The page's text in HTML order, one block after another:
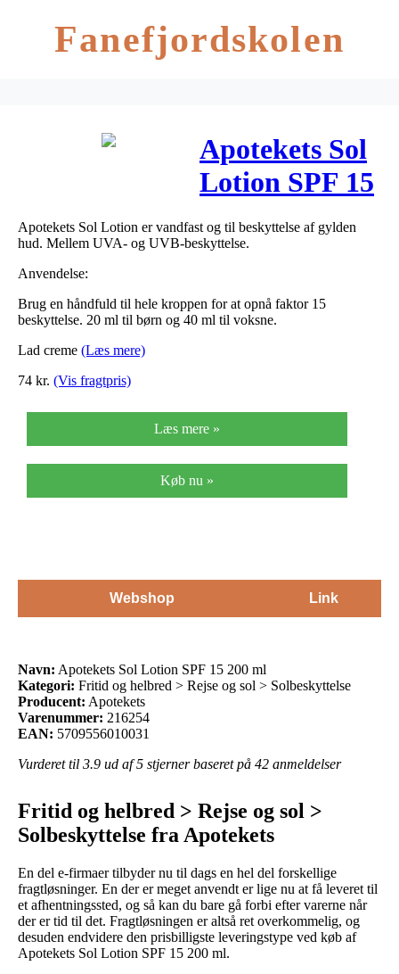
Fanefjordskolen
Apotekets Sol
Lotion SPF 15
200 ml
Apotekets Sol Lotion er vandfast og til beskyttelse af gylden
hud. Mellem UVA- og UVB-beskyttelse.
Anvendelse:
Brug en håndfuld til hele kroppen for at opnå faktor 15
beskyttelse. 20 ml til børn og 40 ml til voksne.
Lad creme (Læs mere)
74 kr. (Vis fragtpris)
Læs mere »
Køb nu »
Webshop Link
Navn: Apotekets Sol Lotion SPF 15 200 ml
Kategori: Fritid og helbred > Rejse og sol > Solbeskyttelse
Producent: Apotekets
Varenummer: 216254
EAN: 5709556010031
Vurderet til 3.9 ud af 5 stjerner baseret på 42 anmeldelser
Fritid og helbred > Rejse og sol >
Solbeskyttelse fra Apotekets
En del e-firmaer tilbyder nu til dags en hel del forskellige
fragtløsninger. En der er meget anvendt er lige nu at få leveret til
et afhentningssted, og så kan du bare gå forbi efter varerne når
der er tid til det. Fragtløsningen er altså ret overkommelig, og
desuden endvidere den prisbilligste leveringstype ved køb af
Apotekets Sol Lotion SPF 15 200 ml.